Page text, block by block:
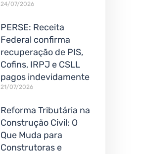
24/07/2026
PERSE: Receita
Federal confirma
recuperação de PIS,
Cofins, IRPJ e CSLL
pagos indevidamente
21/07/2026
Reforma Tributária na
Construção Civil: O
Que Muda para
Construtoras e